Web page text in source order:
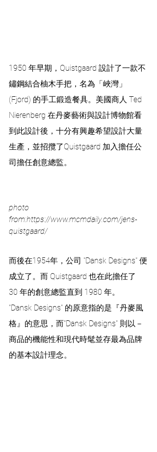
1950 年早期，Quistgaard 設計了一款不
鏽鋼結合柚木手把，名為「峽灣」
(Fjord) 的手工鍛造餐具。美國商人 Ted
Nierenberg 在丹麥藝術與設計博物館看
到此設計後，十分有興趣希望設計大量
生產，並招攬了Quistgaard 加入擔任公
司擔任創意總監。
photo
from:https://www.mcmdaily.com/jens-
quistgaard/
而後在1954年，公司 "Dansk Designs" 便
成立了。而 Quistgaard 也在此擔任了
30 年的創意總監直到 1980 年。
"Dansk Designs" 的原意指的是『丹麥風
格』的意思，而"Dansk Designs" 則以－
商品的機能性和現代時髦並存最為品牌
的基本設計理念。